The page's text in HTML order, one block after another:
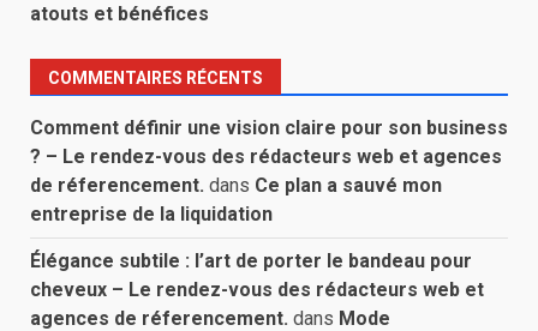
atouts et bénéfices
COMMENTAIRES RÉCENTS
Comment définir une vision claire pour son business
? – Le rendez-vous des rédacteurs web et agences
de réferencement. dans Ce plan a sauvé mon
entreprise de la liquidation
Élégance subtile : l’art de porter le bandeau pour
cheveux – Le rendez-vous des rédacteurs web et
agences de réferencement. dans Mode